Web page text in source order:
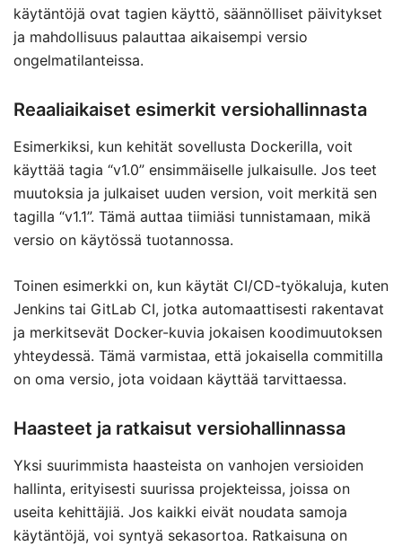
käytäntöjä ovat tagien käyttö, säännölliset päivitykset
ja mahdollisuus palauttaa aikaisempi versio
ongelmatilanteissa.
Reaaliaikaiset esimerkit versiohallinnasta
Esimerkiksi, kun kehität sovellusta Dockerilla, voit
käyttää tagia “v1.0” ensimmäiselle julkaisulle. Jos teet
muutoksia ja julkaiset uuden version, voit merkitä sen
tagilla “v1.1”. Tämä auttaa tiimiäsi tunnistamaan, mikä
versio on käytössä tuotannossa.
Toinen esimerkki on, kun käytät CI/CD-työkaluja, kuten
Jenkins tai GitLab CI, jotka automaattisesti rakentavat
ja merkitsevät Docker-kuvia jokaisen koodimuutoksen
yhteydessä. Tämä varmistaa, että jokaisella commitilla
on oma versio, jota voidaan käyttää tarvittaessa.
Haasteet ja ratkaisut versiohallinnassa
Yksi suurimmista haasteista on vanhojen versioiden
hallinta, erityisesti suurissa projekteissa, joissa on
useita kehittäjiä. Jos kaikki eivät noudata samoja
käytäntöjä, voi syntyä sekasortoa. Ratkaisuna on